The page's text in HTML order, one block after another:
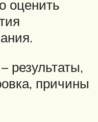
оценить
результаты,
причины